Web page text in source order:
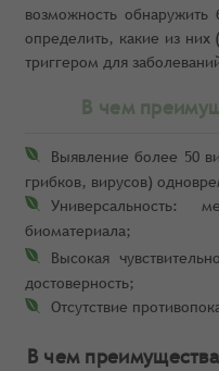
возможность
определить, какие из
триггером для
В чем
Выявление более 50
грибков, вирусов)
Универсальность:
биоматериала;
Высокая
достоверность;
Отсутствие
В чем преимущества